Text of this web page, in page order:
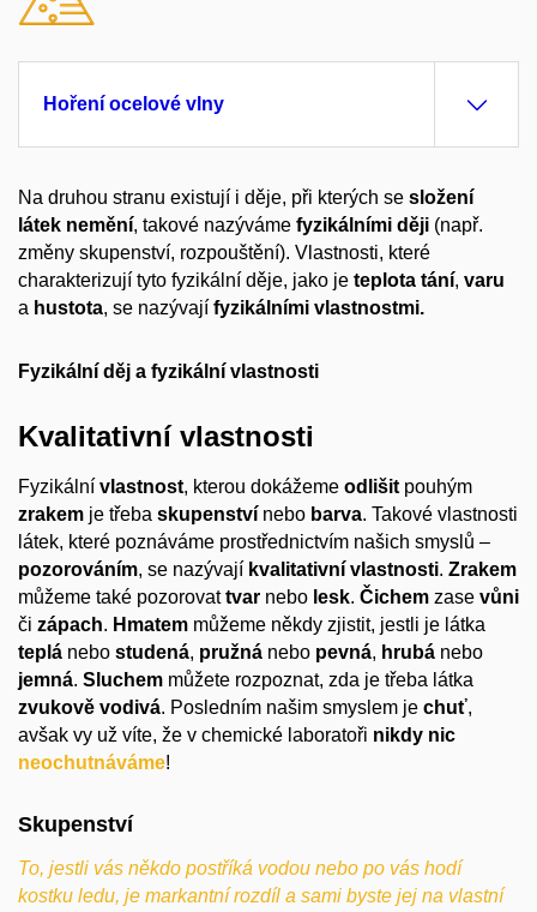
Hoření ocelové vlny
Na druhou stranu existují i děje, při kterých se složení
látek nemění, takové nazýváme fyzikálními ději (např.
změny skupenství, rozpouštění). Vlastnosti, které
charakterizují tyto fyzikální děje, jako je teplota tání, varu
a hustota, se nazývají fyzikálními vlastnostmi.
Fyzikální děj a fyzikální vlastnosti
Kvalitativní vlastnosti
Fyzikální vlastnost, kterou dokážeme odlišit pouhým
zrakem je třeba skupenství nebo barva. Takové vlastnosti
látek, které poznáváme prostřednictvím našich smyslů –
pozorováním, se nazývají kvalitativní vlastnosti. Zrakem
můžeme také pozorovattvar nebo lesk. Čichem zase vůni
či zápach. Hmatem můžeme někdy zjistit, jestli je látka
teplá nebo studená, pružná nebo pevná, hrubá nebo
jemná. Sluchem můžete rozpoznat, zda je třeba látka
zvukově vodivá. Posledním našim smyslem je chuť,
avšak vy už víte, že v chemické laboratoři nikdy nic
neochutnáváme!
Skupenství
To, jestli vás někdo postříká vodou nebo po vás hodí
kostku ledu, je markantní rozdíl a sami byste jej na vlastní